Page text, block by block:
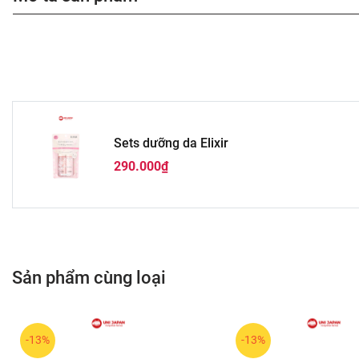
Sets dưỡng da Elixir
290.000₫
Sản phẩm cùng loại
-13% -13%